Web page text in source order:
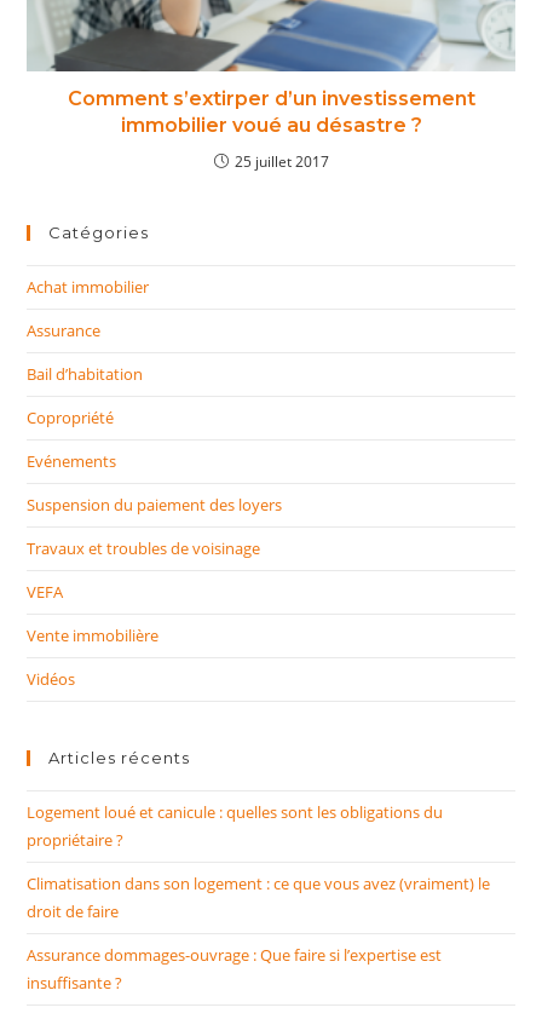
Comment s’extirper d’un investissement
immobilier voué au désastre ?
25 juillet 2017
Catégories
Achat immobilier
Assurance
Bail d’habitation
Copropriété
Evénements
Suspension du paiement des loyers
Travaux et troubles de voisinage
VEFA
Vente immobilière
Vidéos
Articles récents
Logement loué et canicule : quelles sont les obligations du
propriétaire ?
Climatisation dans son logement : ce que vous avez (vraiment) le
droit de faire
Assurance dommages-ouvrage : Que faire si l’expertise est
insuffisante ?